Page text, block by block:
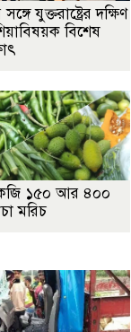
সঙ্গে যুক্তরাষ্ট্রের দক্ষিণ
বিশেষ
১৫০ আর ৪০০
মরিচ